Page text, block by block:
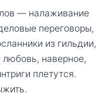
— налаживание
переговоры,
из гильдии,
наверное,
плетутся.